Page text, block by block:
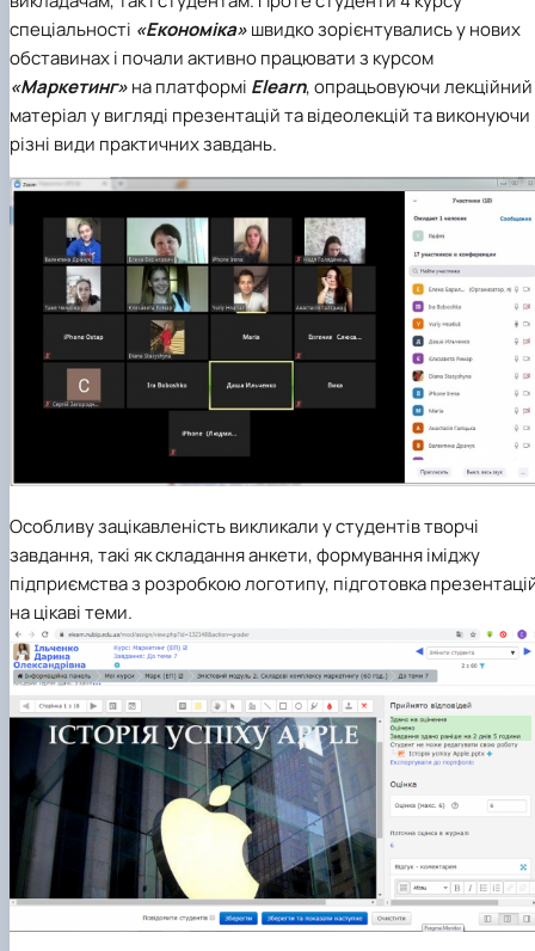
спеціальності «Економіка»швидко зорієнтувались у нових
обставинах і почали активно працювати з курсом
«Маркетинг»на платформі Elearn, опрацьовуючи лекційний
матеріал у вигляді презентацій та відеолекцій та виконуючи
різні види практичних завдань.
Особливу зацікавленість викликали у студентів творчі
завдання, такі як складання анкети, формування іміджу
підприємства з розробкою логотипу, підготовка
на цікаві теми.